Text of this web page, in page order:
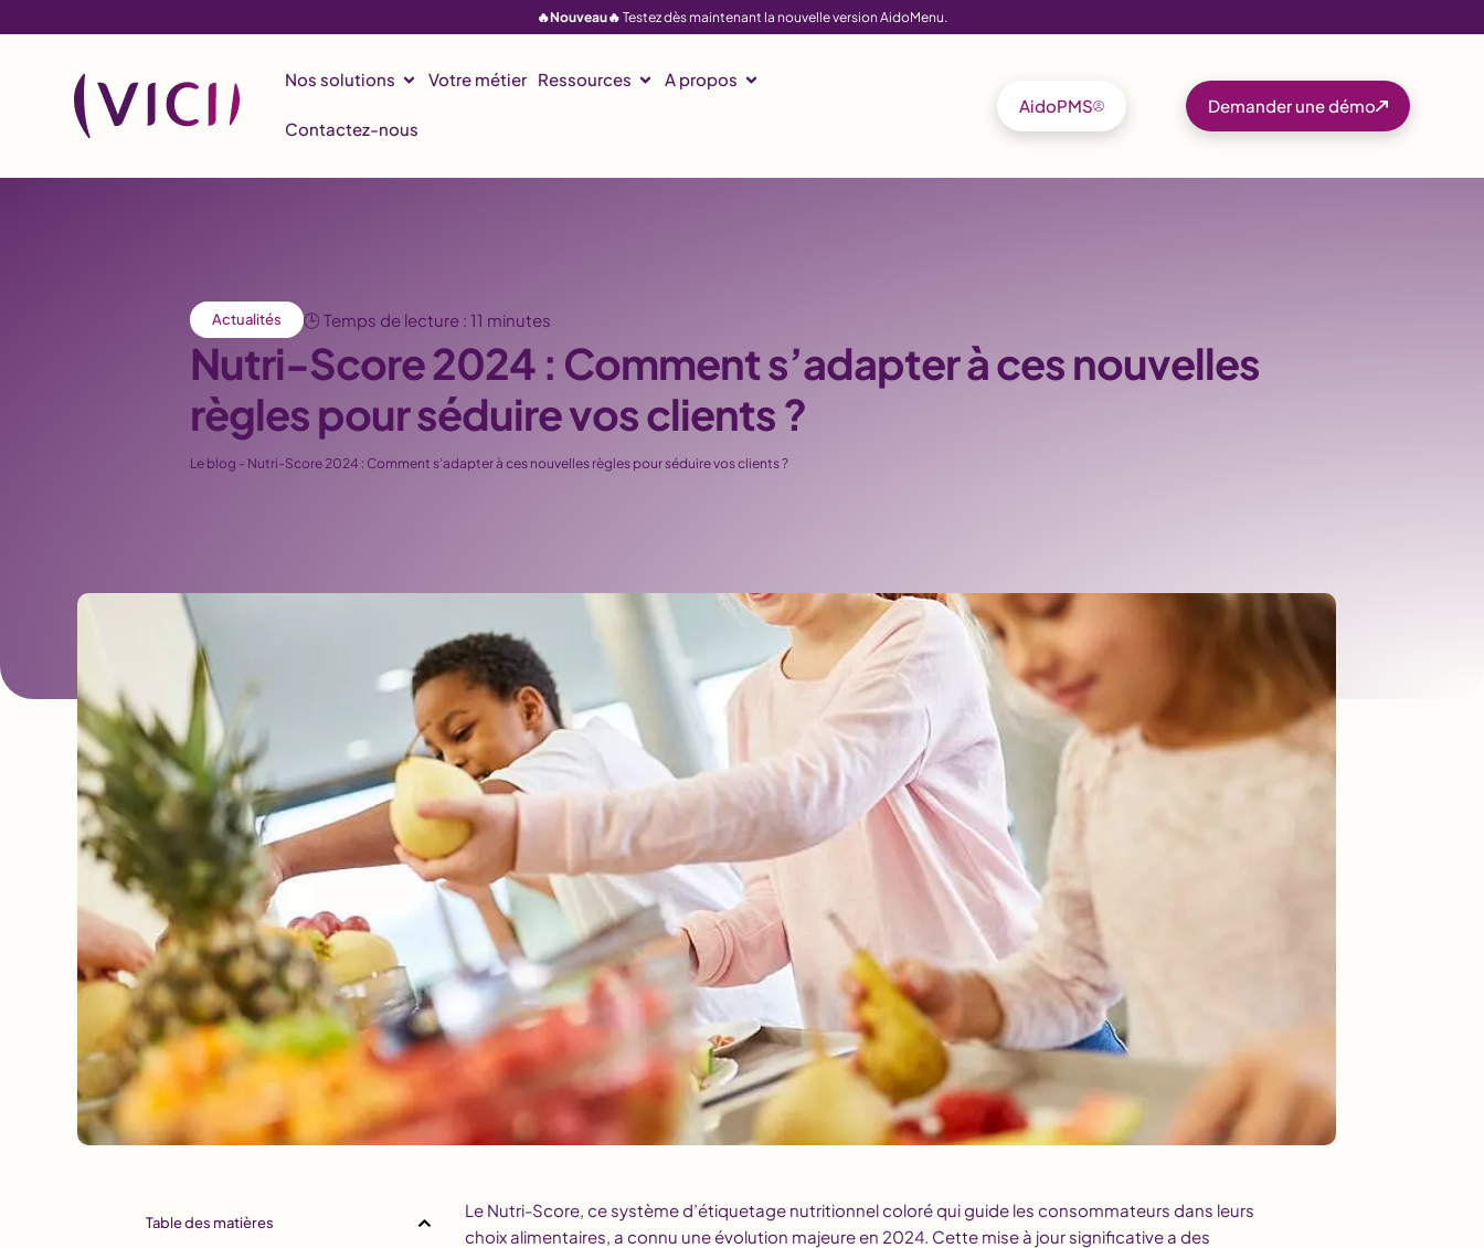
🔥Nouveau🔥 Testez dès maintenant la nouvelle version AidoMenu.
Nos solutions Votre métier Ressources A propos
Contactez-nous
AidoPMS Demander une démo
Actualités 🕒 Temps de lecture : 11 minutes
Nutri-Score 2024 : Comment s’adapter à ces nouvelles
règles pour séduire vos clients ?
Le blog - Nutri-Score 2024 : Comment s’adapter à ces nouvelles règles pour séduire vos clients ?
Table des matières
Le Nutri-Score, ce système d’étiquetage nutritionnel coloré qui guide les consommateurs dans leurs
choix alimentaires, a connu une évolution majeure en 2024. Cette mise à jour significative a des